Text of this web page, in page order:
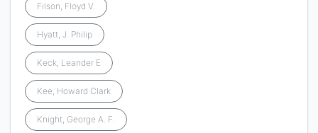
Filson, Floyd V.
Hyatt, J. Philip
Keck, Leander E
Kee, Howard Clark
Knight, George A. F.